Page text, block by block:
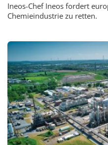
Ineos-Chef Ineos fordert
Chemieindustrie zu retten.